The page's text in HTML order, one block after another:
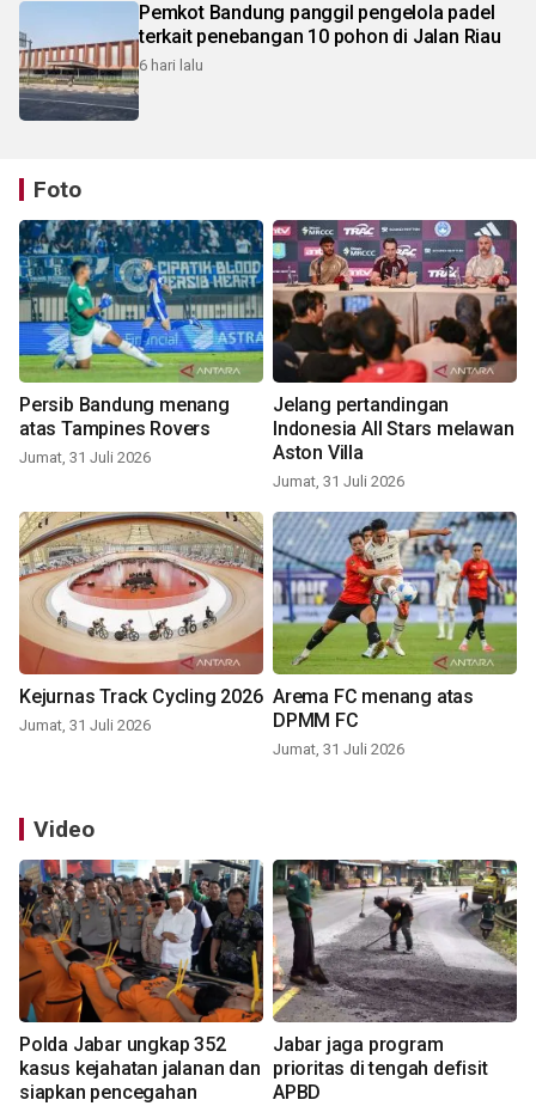
Pemkot Bandung panggil pengelola padel
terkait penebangan 10 pohon di Jalan Riau
6 hari lalu
Foto
Persib Bandung menang
atas Tampines Rovers
Jumat, 31 Juli 2026
Jelang pertandingan
Indonesia All Stars melawan
Aston Villa
Jumat, 31 Juli 2026
Kejurnas Track Cycling 2026
Jumat, 31 Juli 2026
Arema FC menang atas
DPMM FC
Jumat, 31 Juli 2026
Video
Polda Jabar ungkap 352
kasus kejahatan jalanan dan
siapkan pencegahan
Jabar jaga program
prioritas di tengah defisit
APBD